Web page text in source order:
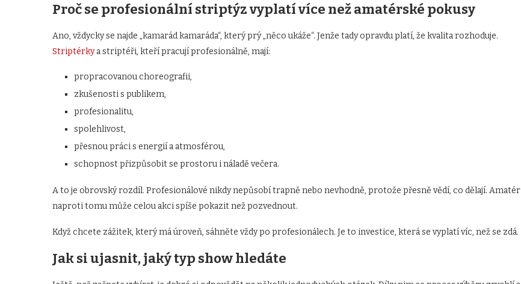
Proč se profesionální striptýz vyplatí více než amatérské pokusy
Ano, vždycky se najde „kamarád kamaráda“, který prý „něco ukáže“. Jenže tady opravdu platí, že kvalita rozhoduje.
Striptérkya striptéři, kteří pracují profesionálně, mají:
propracovanou choreografii,
zkušenosti s publikem,
profesionalitu,
spolehlivost,
přesnou práci s energií a atmosférou,
schopnost přizpůsobit se prostoru i náladě večera.
A to je obrovský rozdíl. Profesionálové nikdy nepůsobí trapně nebo nevhodně, protože přesně vědí, co dělají. Amatér
naproti tomu může celou akci spíše pokazit než pozvednout.
Když chcete zážitek, který má úroveň, sáhněte vždy po profesionálech. Je to investice, která se vyplatí víc, než se zdá.
Jak si ujasnit, jaký typ show hledáte